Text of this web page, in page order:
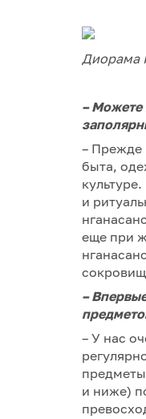
Диорама
–Можете
– Прежде
быта,
и
еще при
–
– У нас
и ниже)